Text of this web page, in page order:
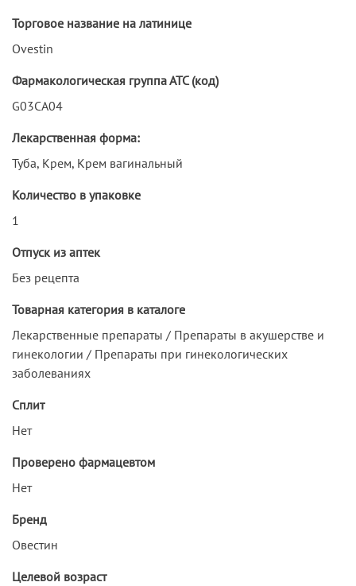
Торговое название на латинице
Ovestin
Фармакологическая группа АТС (код)
G03CA04
Лекарственная форма:
Туба, Крем, Крем вагинальный
Количество в упаковке
1
Отпуск из аптек
Без рецепта
Товарная категория в каталоге
Лекарственные препараты / Препараты в акушерстве и
гинекологии / Препараты при гинекологических
заболеваниях
Сплит
Нет
Проверено фармацевтом
Нет
Бренд
Овестин
Целевой возраст